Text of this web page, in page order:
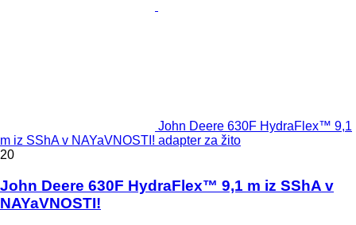
John Deere 630F HydraFlex™ 9,1
m iz SShA v NAYaVNOSTI! adapter za žito
20
John Deere 630F HydraFlex™ 9,1 m iz SShA v
NAYaVNOSTI!